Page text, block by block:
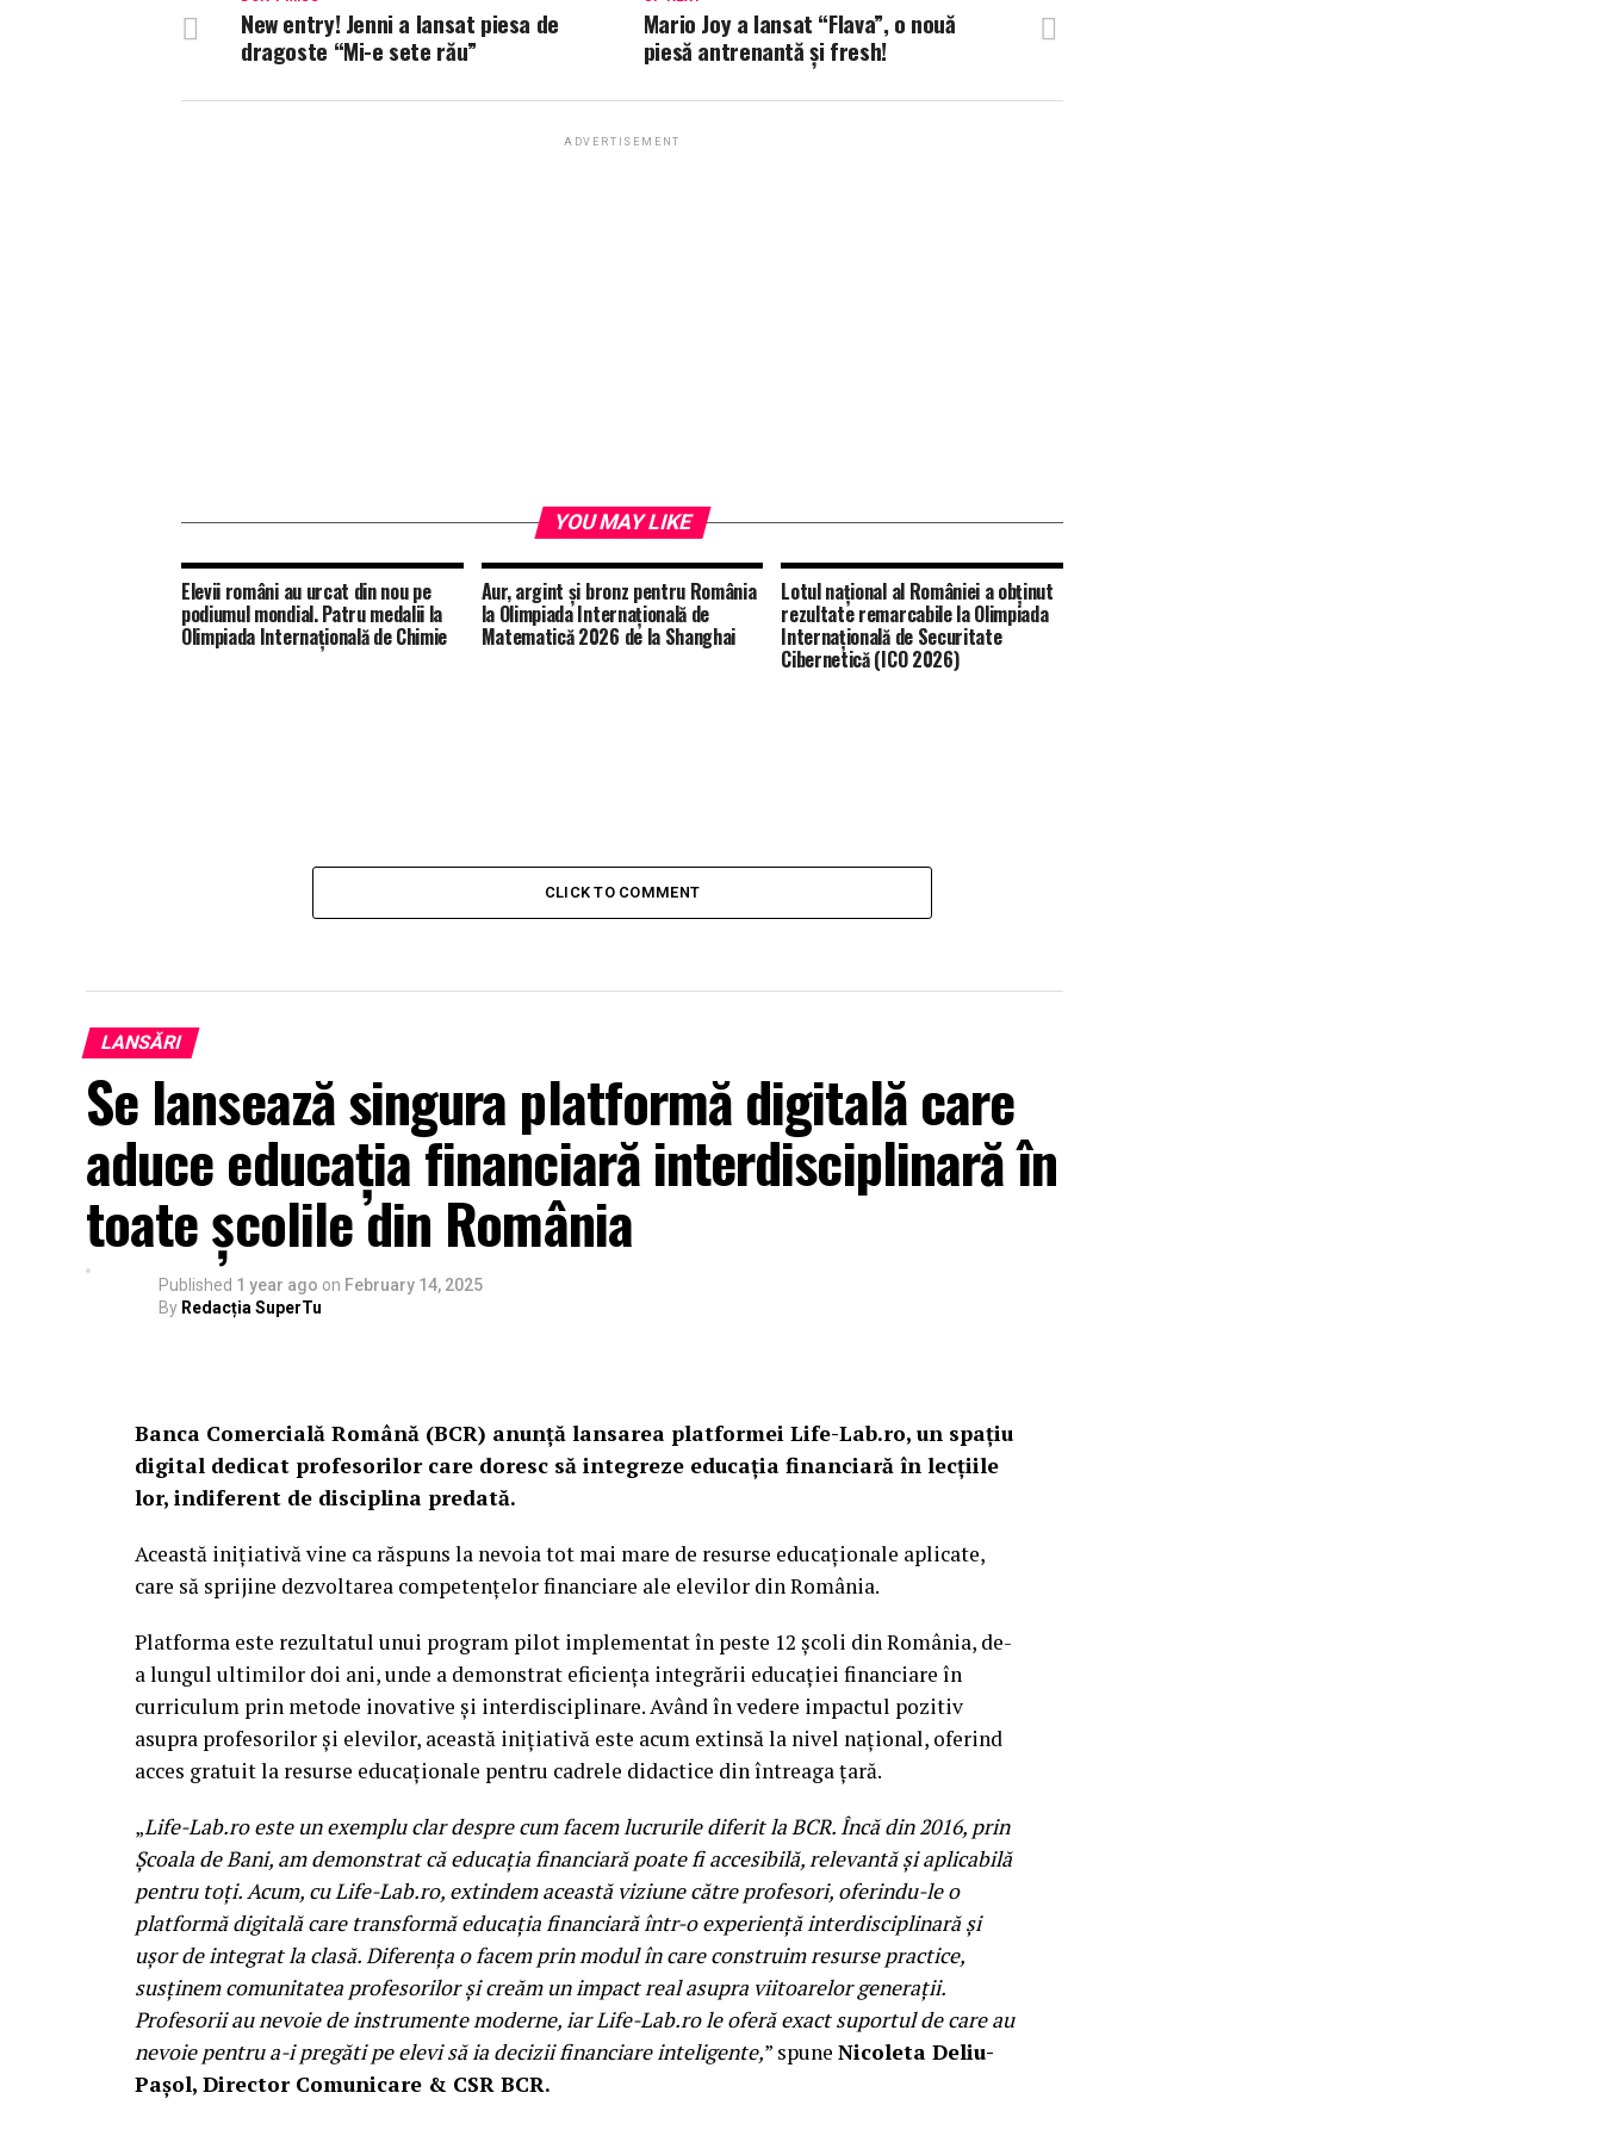
Mario Joy a lansat “Flava”, o nouă
piesă antrenantă și fresh!
New entry! Jenni a lansat piesa de
dragoste “Mi-e sete rău”
ADVERTISEMENT
YOU MAY LIKE
Elevii români au urcat din nou pe
podiumul mondial. Patru medalii la
Olimpiada Internațională de Chimie
Aur, argint și bronz pentru România
la Olimpiada Internațională de
Matematică 2026 de la Shanghai
Lotul național al României a obținut
rezultate remarcabile la Olimpiada
Internațională de Securitate
Cibernetică (ICO 2026)
CLICK TO COMMENT
LANSĂRI
Se lansează singura platformă digitală care
aduce educația financiară interdisciplinară în
toate școlile din România
Published 1 year ago on February 14, 2025
By Redacția SuperTu
Banca Comercială Română (BCR) anunță lansarea platformei Life-Lab.ro, un spațiu
digital dedicat profesorilor care doresc să integreze educația financiară în lecțiile
lor, indiferent de disciplina predată.
Această inițiativă vine ca răspuns la nevoia tot mai mare de resurse educaționale aplicate,
care să sprijine dezvoltarea competențelor financiare ale elevilor din România.
Platforma este rezultatul unui program pilot implementat în peste 12 școli din România, de-
a lungul ultimilor doi ani, unde a demonstrat eficiența integrării educației financiare în
curriculum prin metode inovative și interdisciplinare. Având în vedere impactul pozitiv
asupra profesorilor și elevilor, această inițiativă este acum extinsă la nivel național, oferind
acces gratuit la resurse educaționale pentru cadrele didactice din întreaga țară.
„Life-Lab.ro este un exemplu clar despre cum facem lucrurile diferit la BCR. Încă din 2016, prin
Școala de Bani, am demonstrat că educația financiară poate fi accesibilă, relevantă și aplicabilă
pentru toți. Acum, cu Life-Lab.ro, extindem această viziune către profesori, oferindu-le o
platformă digitală care transformă educația financiară într-o experiență interdisciplinară și
ușor de integrat la clasă. Diferența o facem prin modul în care construim resurse practice,
susținem comunitatea profesorilor și creăm un impact real asupra viitoarelor generații.
Profesorii au nevoie de instrumente moderne, iar Life-Lab.ro le oferă exact suportul de care au
nevoie pentru a-i pregăti pe elevi să ia decizii financiare inteligente,” spune Nicoleta Deliu-
Pașol, Director Comunicare & CSR BCR.